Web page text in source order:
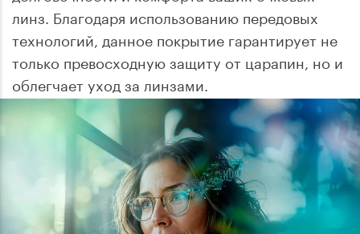
линз. Благодаря использованию передовых
технологий, данное покрытие гарантирует не
только превосходную защиту от царапин, но и
облегчает уход за линзами.